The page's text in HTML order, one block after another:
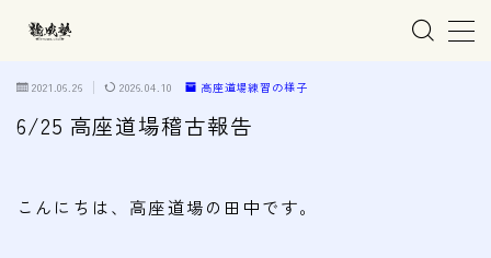
MENU
親子で学ぶ空手
2021.06.26 2026.04.10 高座道場練習の様子
6/25 高座道場稽古報告
こんにちは、高座道場の田中です。